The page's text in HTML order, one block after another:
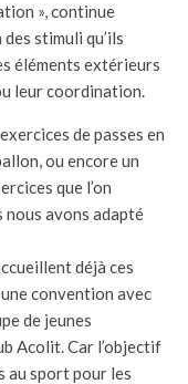
», continue
stimuli qu’ils
éléments extérieurs
leur coordination.
de passes en
ou encore un
que l’on
nous avons adapté
déjà ces
convention avec
de jeunes
Acolit. Car l’objectif
au sport pour les